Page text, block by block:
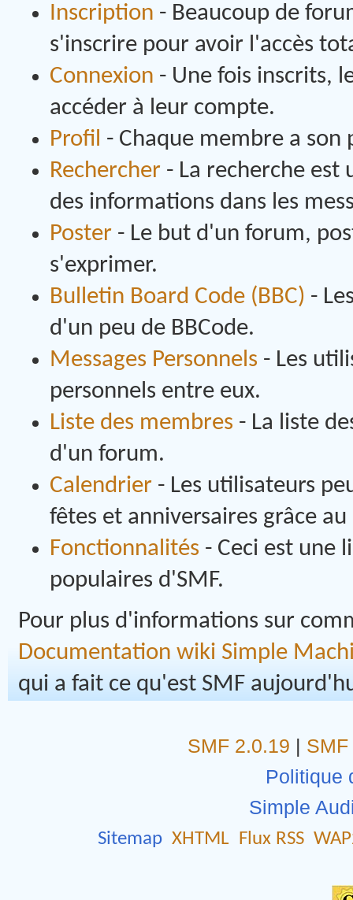
Inscription - Beaucoup de
s'inscrire pour avoir l'accès
Connexion - Une fois inscrits,
accéder à leur compte.
Profil - Chaque membre a
Rechercher- La recherche est
des informations dans les
Poster- Le but d'un forum,
s'exprimer.
Bulletin Board Code (BBC) -
d'un peu de BBCode.
Messages Personnels - Les
personnels entre eux.
Liste des membres - La liste
d'un forum.
Calendrier- Les utilisateurs
fêtes et anniversaires grâce
Fonctionnalités - Ceci est une
populaires d'SMF.
Pour plus d'informations sur
Documentation wiki Simple
qui a fait ce qu'est SMF
SMF 2.0.19 |
Politique
Simple
Sitemap XHTML Flux RSS